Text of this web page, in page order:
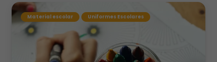
Material escolar Uniformes Escolares